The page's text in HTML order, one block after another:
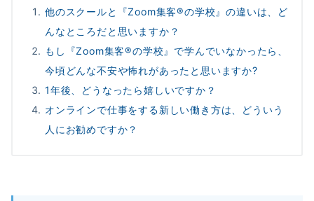
他のスクールと『Zoom集客®の学校』の違いは、ど
んなところだと思いますか？
もし『Zoom集客®の学校』で学んでいなかったら、
今頃どんな不安や怖れがあったと思いますか?
1年後、どうなったら嬉しいですか？
オンラインで仕事をする新しい働き方は、どういう
人にお勧めですか？